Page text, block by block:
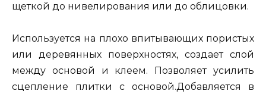
щеткой до нивелирования или до облицовки.
Используется на плохо впитывающих пористых
или деревянных поверхностях, создает слой
между основой и клеем. Позволяет усилить
сцепление плитки с основой.Добавляется в